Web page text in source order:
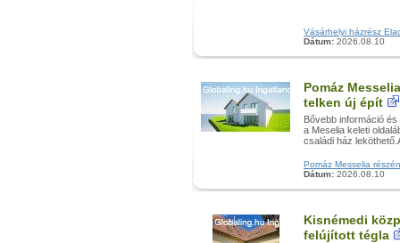
Vásárhelyi házrész
Dátum: 2026.08.10
Pomáz
telken új épít
Bővebb információ
a Meselia keleti
családi ház
Pomáz Messelia
Dátum: 2026.08.10
Kisnémedi
felújított tégla